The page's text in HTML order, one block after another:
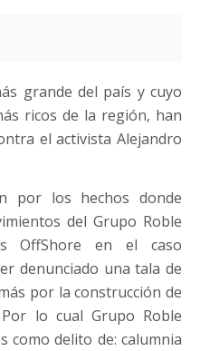
grande del país y cuyo
ricos de la región, han
el activista Alejandro
por los hechos donde
del Grupo Roble
OffShore en el caso
denunciado una tala de
por la construcción de
lo cual Grupo Roble
como delito de: calumnia